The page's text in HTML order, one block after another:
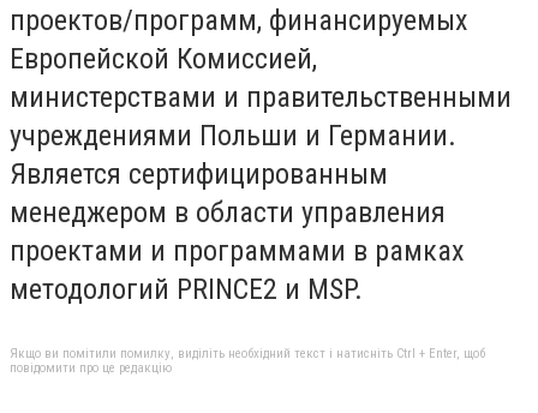
проектов/программ, финансируемых
Европейской Комиссией,
министерствами и правительственными
учреждениями Польши и Германии.
Является сертифицированным
менеджером в области управления
проектами и программами в рамках
методологий PRINCE2 и MSP.
Якщо ви помітили помилку, виділіть необхідний текст і натисніть Ctrl + Enter, щоб
повідомити про це редакцію